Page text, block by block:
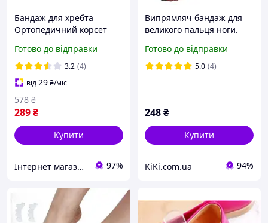
Бандаж для хребта
Ортопедичний корсет
спини для підтримки
постави пояс PMX
Готово до відправки
3.2 (4)
від29₴/міс
289₴
578 ₴
Купити
Інтернет магазин "Eleven" 97%
Випрямляч бандаж для
великого пальця ноги.
нозі
Готово до відправки
5.0 (4)
248₴
Купити
KiKi.com.ua 94%